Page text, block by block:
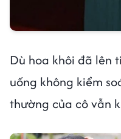
Dù hoa khôi đã lên
uống không kiểm
thường của cô vẫn